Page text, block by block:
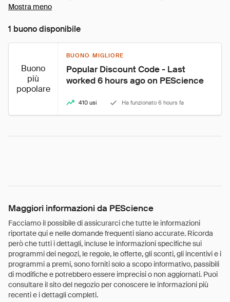
Mostra meno
1 buono disponibile
Buono
più
popolare
BUONO MIGLIORE
Popular Discount Code - Last
worked 6 hours ago on PEScience
410 usi Ha funzionato 6 hours fa
Maggiori informazioni da PEScience
Facciamo il possibile di assicurarci che tutte le informazioni
riportate qui e nelle domande frequenti siano accurate. Ricorda
però che tutti i dettagli, incluse le informazioni specifiche sui
programmi dei negozi, le regole, le offerte, gli sconti, gli incentivi e i
programmi a premi, sono forniti solo a scopo informativo, passibili
di modifiche e potrebbero essere imprecisi o non aggiornati. Puoi
consultare il sito del negozio per conoscere le informazioni più
recenti e i dettagli completi.